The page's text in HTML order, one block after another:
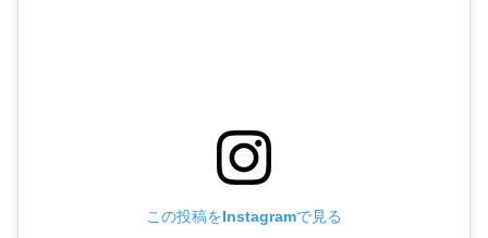
この投稿をInstagramで見る